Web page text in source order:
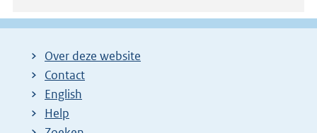
Over deze website
Contact
English
Help